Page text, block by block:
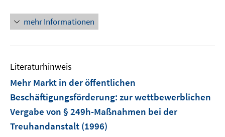
mehr Informationen
Literaturhinweis
Mehr Markt in der öffentlichen
Beschäftigungsförderung: zur wettbewerblichen
Vergabe von § 249h-Maßnahmen bei der
Treuhandanstalt (1996)